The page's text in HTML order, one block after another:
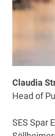
Claudia
Head of
SES Spar